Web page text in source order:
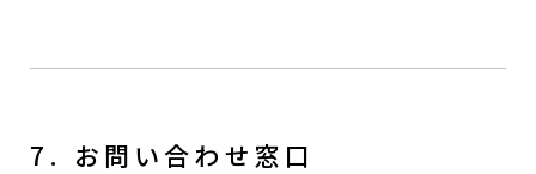
7. お問い合わせ窓口